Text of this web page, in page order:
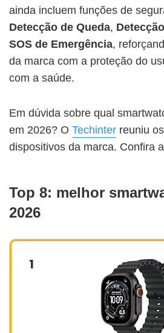
ainda incluem funções de
Detecção de Queda,
SOS de Emergência,
da marca com a proteção do
com a saúde.
Em dúvida sobre qual
em 2026? O Techinter reuniu
dispositivos da marca. Confira
Top 8: melhor
2026
1